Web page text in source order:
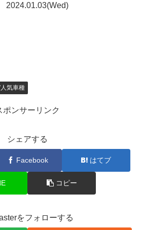
2024.01.03(Wed)
気車種
ポンサーリンク
シェアする
Facebook はてブ
コピー
をフォローする